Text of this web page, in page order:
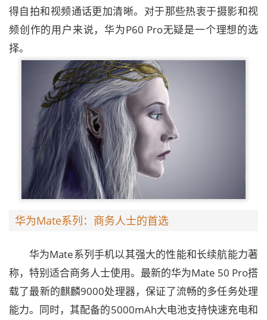
得自拍和视频通话更加清晰。对于那些热衷于摄影和视
频创作的用户来说，华为P60 Pro无疑是一个理想的选
择。
华为Mate系列：商务人士的首选
华为Mate系列手机以其强大的性能和长续航能力著
称，特别适合商务人士使用。最新的华为Mate 50 Pro搭
载了最新的麒麟9000处理器，保证了流畅的多任务处理
能力。同时，其配备的5000mAh大电池支持快速充电和